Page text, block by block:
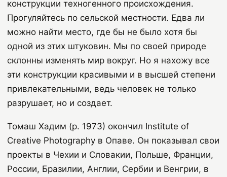
конструкции техногенного происхождения.
Прогуляйтесь по сельской местности. Едва ли
можно найти место, где бы не было хотя бы
одной из этих штуковин. Мы по своей природе
склонны изменять мир вокруг. Но я нахожу все
эти конструкции красивыми и в высшей степени
привлекательными, ведь человек не только
разрушает, но и создает.
Томаш Хадим (р. 1973) окончил Institute of
Creative Photography в Опаве. Он показывал свои
проекты в Чехии и Словакии, Польше, Франции,
России, Бразилии, Англии, Сербии и Венгрии, в